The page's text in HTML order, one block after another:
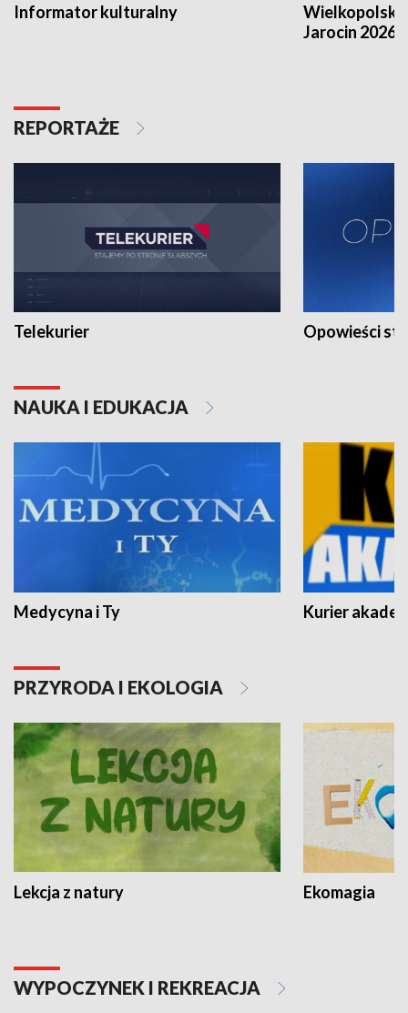
Informator kulturalny
Jarocin 2026
REPORTAŻE
Telekurier Opowieści
NAUKA I EDUKACJA
Medycyna i Ty Kurier
PRZYRODA I EKOLOGIA
Lekcja z natury Ekomagia
WYPOCZYNEK I REKREACJA